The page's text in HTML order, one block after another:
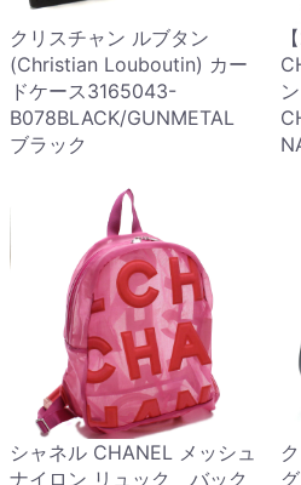
クリスチャン ルブタン
(Christian Louboutin) カー
ドケース3165043-
B078BLACK/GUNMETAL
ブラック
シャネル CHANEL メッシュ
ナイロン リュック バック